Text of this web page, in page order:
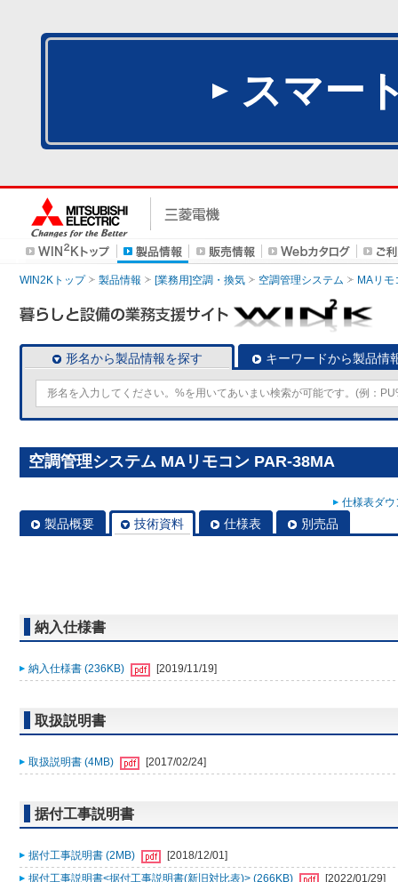
スマー
WIN2Kトップ 製品情報 [業務用]空調・換気 空調管理システム MAリモ
形名から製品情報を探す キーワードから製品情
空調管理システム MAリモコン PAR-38MA
仕様表ダ
製品概要 技術資料 仕様表 別売品
納入仕様書
納入仕様書 (236KB) [2019/11/19]
取扱説明書
取扱説明書 (4MB) [2017/02/24]
据付工事説明書
据付工事説明書 (2MB)
[2018/12/01]
据付工事説明書<据付工事説明書(新旧対比表)> (266KB)
[2022/01/29]